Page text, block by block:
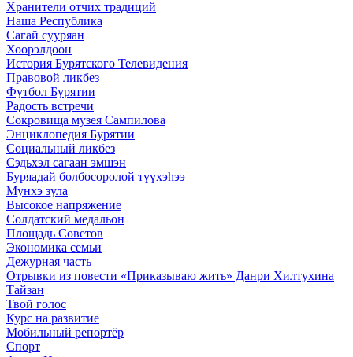
Хранители отчих традиций
Наша Республика
Сагай сууряан
Хоорэлдоон
История Бурятского Телевидения
Правовой ликбез
Футбол Бурятии
Радость встречи
Сокровища музея Сампилова
Энциклопедия Бурятии
Социальный ликбез
Сэдьхэл сагаан эмшэн
Буряадай болбосоролой түүхэhээ
Мунхэ зула
Высокое напряжение
Солдатский медальон
Площадь Советов
Экономика семьи
Дежурная часть
Отрывки из повести «Приказываю жить» Данри Хилтухина
Тайзан
Твой голос
Курс на развитие
Мобильный репортёр
Спорт